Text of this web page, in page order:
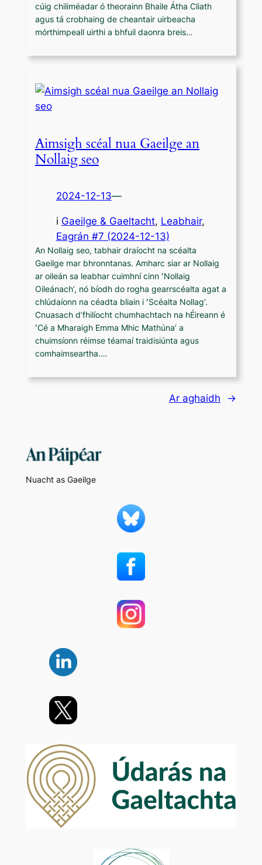
cúig chiliméadar ó theorainn Bhaile Átha Cliath
agus tá crobhaing de cheantair uirbeacha
mórthimpeall uirthi a bhfuil daonra breis…
Aimsigh scéal nua Gaeilge an
Nollaig seo
2024-12-13—
i Gaeilge & Gaeltacht, Leabhair,
Eagrán #7 (2024-12-13)
An Nollaig seo, tabhair draíocht na scéalta
Gaeilge mar bhronntanas. Amharc siar ar Nollaig
ar oileán sa leabhar cuimhní cinn ʻNollaig
Oileánach’, nó bíodh do rogha gearrscéalta agat a
chlúdaíonn na céadta bliain i ʻScéalta Nollag’.
Cnuasach d’fhilíocht chumhachtach na hÉireann é
ʻCé a Mharaigh Emma Mhic Mathúna’ a
chuimsíonn réimse téamaí traidisiúnta agus
comhaimseartha.…
Ar aghaidh →
Nuacht as Gaeilge